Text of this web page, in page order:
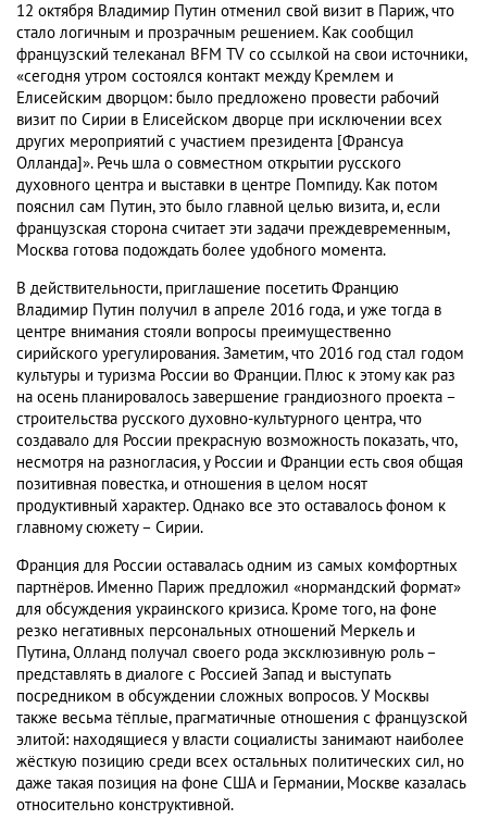
12 октября Владимир Путин отменил свой визит в Париж, что
стало логичным и прозрачным решением. Как сообщил
французский телеканал BFM TV со ссылкой на свои источники,
«сегодня утром состоялся контакт между Кремлем и
Елисейским дворцом: было предложено провести рабочий
визит по Сирии в Елисейском дворце при исключении всех
других мероприятий с участием президента [Франсуа
Олланда]». Речь шла о совместном открытии русского
духовного центра и выставки в центре Помпиду. Как потом
пояснил сам Путин, это было главной целью визита, и, если
французская сторона считает эти задачи преждевременным,
Москва готова подождать более удобного момента.
В действительности, приглашение посетить Францию
Владимир Путин получил в апреле 2016 года, и уже тогда в
центре внимания стояли вопросы преимущественно
сирийского урегулирования. Заметим, что 2016 год стал годом
культуры и туризма России во Франции. Плюс к этому как раз
на осень планировалось завершение грандиозного проекта –
строительства русского духовно-культурного центра, что
создавало для России прекрасную возможность показать, что,
несмотря на разногласия, у России и Франции есть своя общая
позитивная повестка, и отношения в целом носят
продуктивный характер. Однако все это оставалось фоном к
главному сюжету – Сирии.
Франция для России оставалась одним из самых комфортных
партнёров. Именно Париж предложил «нормандский формат»
для обсуждения украинского кризиса. Кроме того, на фоне
резко негативных персональных отношений Меркель и
Путина, Олланд получал своего рода эксклюзивную роль –
представлять в диалоге с Россией Запад и выступать
посредником в обсуждении сложных вопросов. У Москвы
также весьма тёплые, прагматичные отношения с французской
элитой: находящиеся у власти социалисты занимают наиболее
жёсткую позицию среди всех остальных политических сил, но
даже такая позиция на фоне США и Германии, Москве казалась
относительно конструктивной.